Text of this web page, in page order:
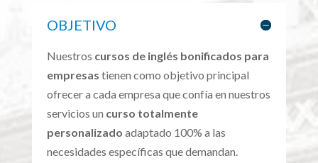
OBJETIVO
Nuestros cursos de inglés bonificados para
empresas tienen como objetivo principal
ofrecer a cada empresa que confía en nuestros
servicios un curso totalmente
personalizado adaptado 100% a las
necesidades específicas que demandan.